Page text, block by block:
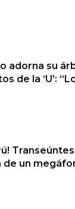
adorna su
de la ‘U’:
un